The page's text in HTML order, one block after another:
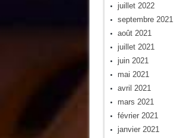
juillet 2022
septembre 2021
août 2021
juillet 2021
juin 2021
mai 2021
avril 2021
mars 2021
février 2021
janvier 2021